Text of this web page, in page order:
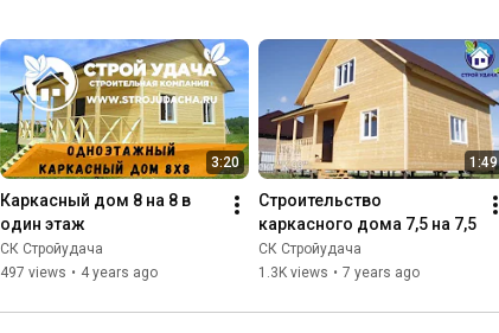
3:20
Каркасный дом 8 на 8 в
один этаж
СК Стройудача
497 views • 4 years ago
1:49
Строительство
каркасного дома 7,5 на 7,5
СК Стройудача
1.3K views • 7 years ago